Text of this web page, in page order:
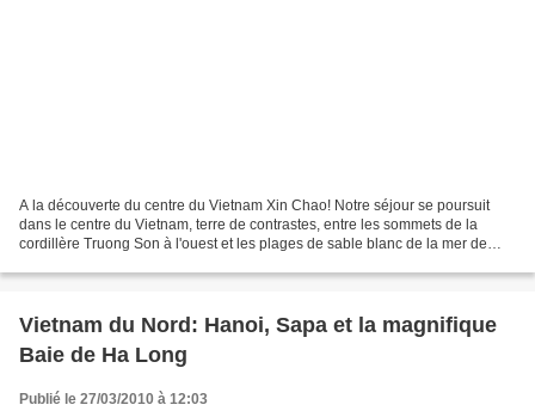
A la découverte du centre du Vietnam Xin Chao! Notre séjour se poursuit
dans le centre du Vietnam, terre de contrastes, entre les sommets de la
cordillère Truong Son à l'ouest et les plages de sable blanc de la mer de
Vietnam du Nord: Hanoi, Sapa et la magnifique
Baie de Ha Long
Publié le 27/03/2010 à 12:03